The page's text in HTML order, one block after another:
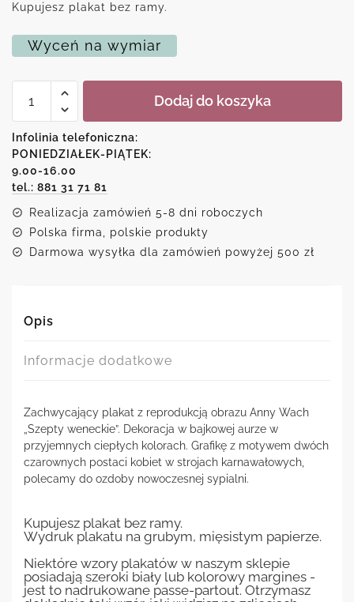
Kupujesz plakat bez ramy.
Wyceń na wymiar
Plakat
-
karnawał
w
Wenecji
Dodaj do koszyka
Infolinia telefoniczna:
PONIEDZIAŁEK-PIĄTEK:
9.00-16.00
tel.: 881 31 71 81
Realizacja zamówień 5-8 dni roboczych
Polska firma, polskie produkty
Darmowa wysyłka dla zamówień powyżej 500 zł
Opis
Informacje dodatkowe
Zachwycający plakat z reprodukcją obrazu Anny Wach
„Szepty weneckie”. Dekoracja w bajkowej aurze w
przyjemnych ciepłych kolorach. Grafikę z motywem dwóch
czarownych postaci kobiet w strojach karnawałowych,
polecamy do ozdoby nowoczesnej sypialni.
Kupujesz plakat bez ramy.
Wydruk plakatu na grubym, mięsistym papierze.
Niektóre wzory plakatów w naszym sklepie
posiadają szeroki biały lub kolorowy margines -
jest to nadrukowane passe-partout. Otrzymasz